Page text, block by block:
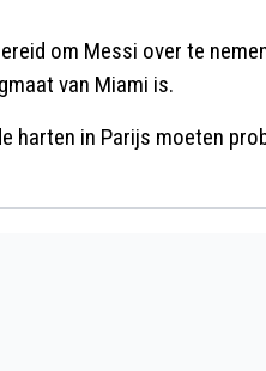
om Messi over te
van Miami is.
harten in Parijs moeten